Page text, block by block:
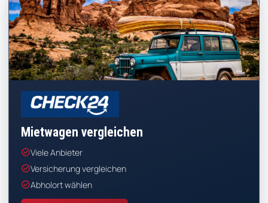
CHECK24
Mietwagen vergleichen
check_circleViele Anbieter
check_circleVersicherung vergleichen
check_circleAbholort wählen